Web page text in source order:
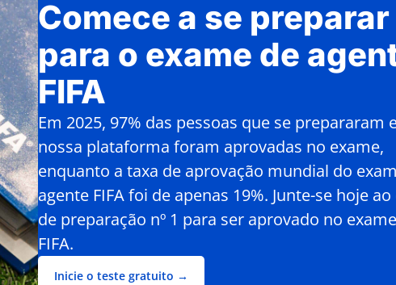
Comece a se preparar
para o exame de
FIFA
Em 2025, 97% das pessoas que se prepararam
nossa plataforma foram aprovadas no exame,
enquanto a taxa de aprovação mundial do
agente FIFA foi de apenas 19%. Junte-se hoje
de preparação nº 1 para ser aprovado no
FIFA.
Inicie o teste gratuito →